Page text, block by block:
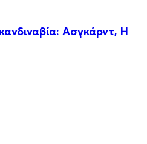
Ασγκάρντ, Η